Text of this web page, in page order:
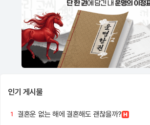
인기 게시물
1 결혼운 없는 해에 결혼해도 괜찮을까?